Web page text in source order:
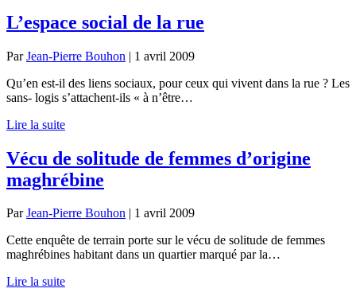
L’espace social de la rue
ParJean-Pierre Bouhon | 1 avril 2009
Qu’en est-il des liens sociaux, pour ceux qui vivent dans la rue ? Les
sans- logis s’attachent-ils « à n’être…
Lire la suite
Vécu de solitude de femmes d’origine
maghrébine
ParJean-Pierre Bouhon | 1 avril 2009
Cette enquête de terrain porte sur le vécu de solitude de femmes
maghrébines habitant dans un quartier marqué par la…
Lire la suite